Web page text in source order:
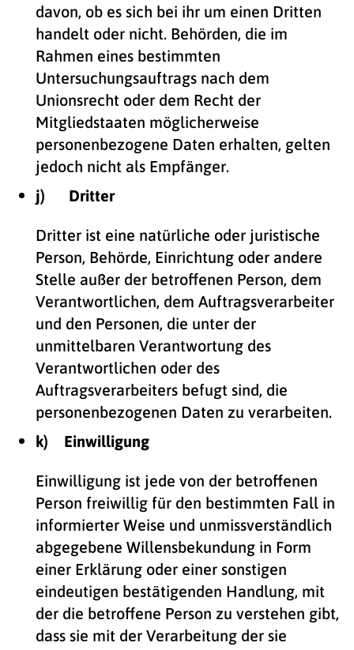
davon, ob es sich bei ihr um einen Dritten
handelt oder nicht. Behörden, die im
Rahmen eines bestimmten
Untersuchungsauftrags nach dem
Unionsrecht oder dem Recht der
Mitgliedstaaten möglicherweise
personenbezogene Daten erhalten, gelten
jedoch nicht als Empfänger.
j) Dritter
Dritter ist eine natürliche oder juristische
Person, Behörde, Einrichtung oder andere
Stelle außer der betroffenen Person, dem
Verantwortlichen, dem Auftragsverarbeiter
und den Personen, die unter der
unmittelbaren Verantwortung des
Verantwortlichen oder des
Auftragsverarbeiters befugt sind, die
personenbezogenen Daten zu verarbeiten.
k) Einwilligung
Einwilligung ist jede von der betroffenen
Person freiwillig für den bestimmten Fall in
informierter Weise und unmissverständlich
abgegebene Willensbekundung in Form
einer Erklärung oder einer sonstigen
eindeutigen bestätigenden Handlung, mit
der die betroffene Person zu verstehen gibt,
dass sie mit der Verarbeitung der sie